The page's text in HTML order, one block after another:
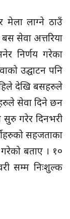
मेला लाग्ने ठाउँ
सेवा अत्तरिया
निर्णय गरेका
उद्घाटन पनि
देखि बसहरुले
सेवा दिने छन
गरेर दिनभरी
सहजताका
बताए । १०
सम्म निःशुल्क